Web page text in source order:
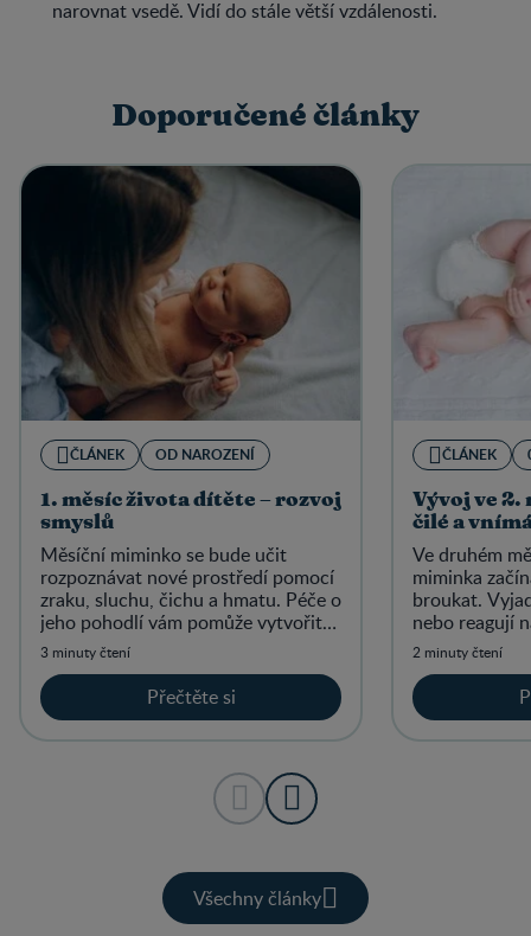
narovnat vsedě. Vidí do stále větší vzdálenosti.
Doporučené články
ČLÁNEK OD NAROZENÍ
1. měsíc života dítěte – rozvoj
smyslů
Měsíční miminko se bude učit
rozpoznávat nové prostředí pomocí
zraku, sluchu, čichu a hmatu. Péče o
jeho pohodlí vám pomůže vytvořit
ještě silnější vazbu.
3 minuty čtení
Přečtěte si
ČLÁNEK
Vývoj ve 2.
čilé a
Ve druhém
miminka
broukat.
nebo reagují
zvuky, jako je
2 minuty čtení
Všechny články